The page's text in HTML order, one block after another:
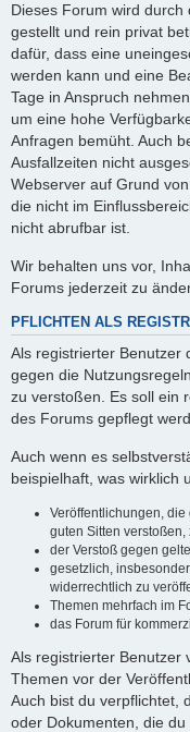
Dieses Forum wird durch
gestellt und rein privat
dafür, dass eine
werden kann und eine
Tage in Anspruch
um eine hohe
Anfragen bemüht. Auch
Ausfallzeiten nicht
Webserver auf Grund
die nicht im
nicht abrufbar ist.
Wir behalten uns vor,
Forums jederzeit zu
PFLICHTEN ALS
Als registrierter Benutzer
gegen die
zu verstoßen. Es soll ein
des Forums gepflegt
Auch wenn es
beispielhaft, was wirklich
Veröffentlichungen,
guten Sitten
der Verstoß gegen
gesetzlich,
widerrechtlich zu
Themen mehrfach im
das Forum für
Als registrierter Benutzer
Themen vor der
Auch bist du verpflichtet,
oder Dokumenten, die